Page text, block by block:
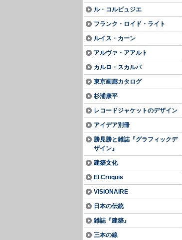
ル・コルビュジエ
フランク・ロイド・ライト
ルイス・カーン
アルヴァ・アアルト
カルロ・スカルパ
東京画廊カタログ
杉浦康平
レコードジャケットのデザイン
アイデア別冊
勝見勝と雑誌『グラフィックデ
ザイン』
建築文化
El Croquis
VISIONAIRE
日本の伝統
雑誌『建築』
三本の線